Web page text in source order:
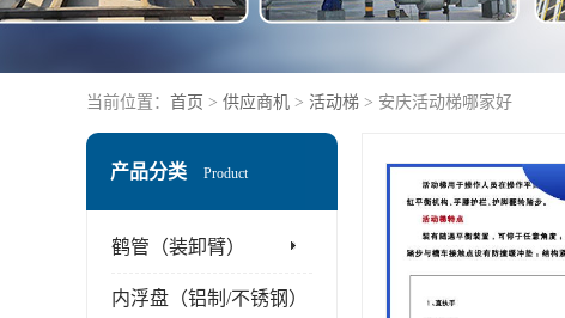
当前位置： 首页 > 供应商机 > 活动梯 > 安庆活动梯哪家好
产品分类 Product
鹤管（装卸臂）
内浮盘（铝制/不锈钢）